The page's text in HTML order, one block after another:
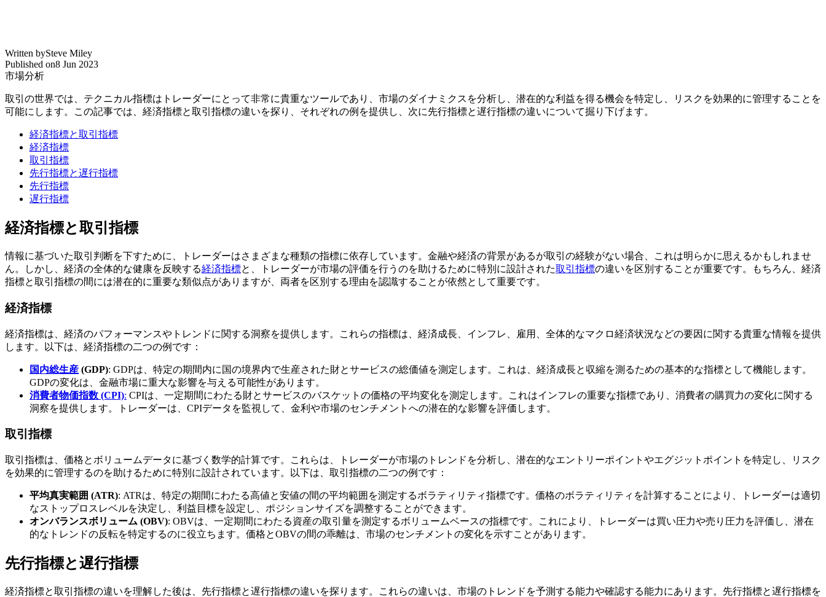
Written bySteve Miley
Published on8 Jun 2023
市場分析
取引の世界では、テクニカル指標はトレーダーにとって非常に貴重なツールであり、市場のダイナミクスを分析し、潜在的な利益を得る機会を特定し、リスクを効果的に管理することを
可能にします。この記事では、経済指標と取引指標の違いを探り、それぞれの例を提供し、次に先行指標と遅行指標の違いについて掘り下げます。
経済指標と取引指標
経済指標
取引指標
先行指標と遅行指標
先行指標
遅行指標
経済指標と取引指標
情報に基づいた取引判断を下すために、トレーダーはさまざまな種類の指標に依存しています。金融や経済の背景があるが取引の経験がない場合、これは明らかに思えるかもしれませ
ん。しかし、経済の全体的な健康を反映する経済指標と、トレーダーが市場の評価を行うのを助けるために特別に設計された取引指標の違いを区別することが重要です。もちろん、経済
指標と取引指標の間には潜在的に重要な類似点がありますが、両者を区別する理由を認識することが依然として重要です。
経済指標
経済指標は、経済のパフォーマンスやトレンドに関する洞察を提供します。これらの指標は、経済成長、インフレ、雇用、全体的なマクロ経済状況などの要因に関する貴重な情報を提供
します。以下は、経済指標の二つの例です：
国内総生産 (GDP): GDPは、特定の期間内に国の境界内で生産された財とサービスの総価値を測定します。これは、経済成長と収縮を測るための基本的な指標として機能します。
GDPの変化は、金融市場に重大な影響を与える可能性があります。
消費者物価指数 (CPI): CPIは、一定期間にわたる財とサービスのバスケットの価格の平均変化を測定します。これはインフレの重要な指標であり、消費者の購買力の変化に関する
洞察を提供します。トレーダーは、CPIデータを監視して、金利や市場のセンチメントへの潜在的な影響を評価します。
取引指標
取引指標は、価格とボリュームデータに基づく数学的計算です。これらは、トレーダーが市場のトレンドを分析し、潜在的なエントリーポイントやエグジットポイントを特定し、リスク
を効果的に管理するのを助けるために特別に設計されています。以下は、取引指標の二つの例です：
平均真実範囲 (ATR): ATRは、特定の期間にわたる高値と安値の間の平均範囲を測定するボラティリティ指標です。価格のボラティリティを計算することにより、トレーダーは適切
なストップロスレベルを決定し、利益目標を設定し、ポジションサイズを調整することができます。
オンバランスボリューム (OBV): OBVは、一定期間にわたる資産の取引量を測定するボリュームベースの指標です。これにより、トレーダーは買い圧力や売り圧力を評価し、潜在
的なトレンドの反転を特定するのに役立ちます。価格とOBVの間の乖離は、市場のセンチメントの変化を示すことがあります。
先行指標と遅行指標
経済指標と取引指標の違いを理解した後は、先行指標と遅行指標の違いを探ります。これらの違いは、市場のトレンドを予測する能力や確認する能力にあります。先行指標と遅行指標を